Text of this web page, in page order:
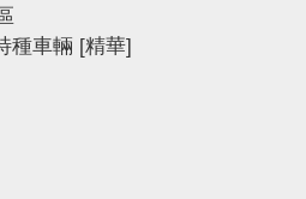
種車輛 [精華]